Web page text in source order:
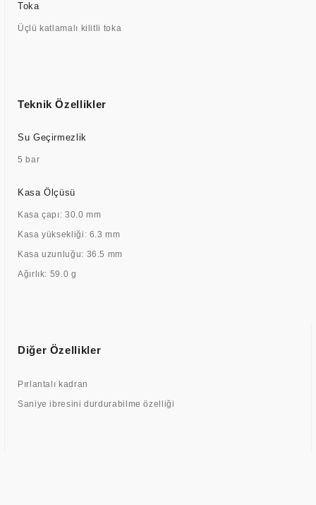
Toka
Üçlü katlamalı kilitli toka
Teknik Özellikler
Su Geçirmezlik
5 bar
Kasa Ölçüsü
Kasa çapı: 30.0 mm
Kasa yüksekliği: 6.3 mm
Kasa uzunluğu: 36.5 mm
Ağırlık: 59.0 g
Diğer Özellikler
Pırlantalı kadran
Saniye ibresini durdurabilme özelliği